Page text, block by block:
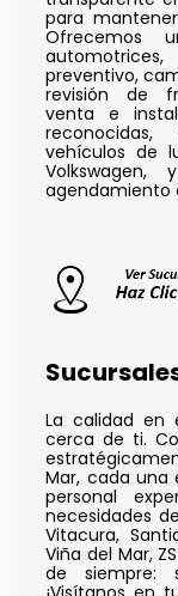
para
Ofrecemos
preventivo,
revisión de
venta e
vehículos de
agendamiento
La calidad en
cerca de ti.
Mar, cada
personal
necesidades
Vitacura,
Viña del Mar,
de siempre: